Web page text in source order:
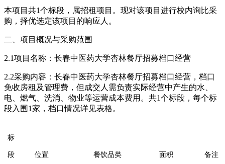
本项目共1个标段，属招租项目。现对该项目进行校内询比采
购，择优选定该项目的响应人。
二、项目概况与采购范围
2.1项目名称：长春中医药大学杏林餐厅招募档口经营
2.2采购内容：长春中医药大学杏林餐厅招募档口经营，档口
免收房租及管理费，但成交人需负责实际经营中产生的水、
电、燃气、洗消、物业等运营成本费用。共1个标段，每个标
段入围1家，档口情况详见表格。
标
段 位置 餐饮品类 面积 备注